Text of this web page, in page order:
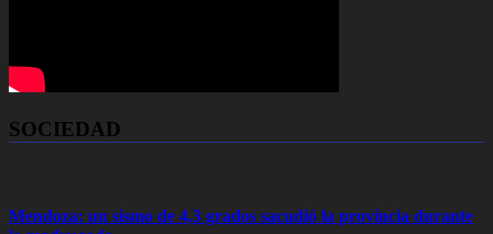
SOCIEDAD
Mendoza: un sismo de 4,3 grados sacudió la provincia durante